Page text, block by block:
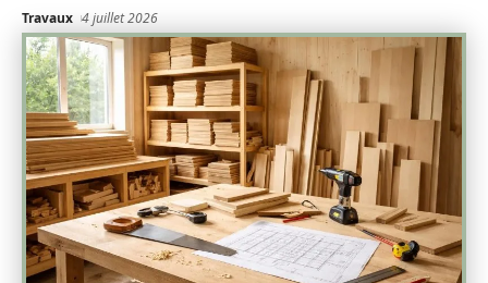
Travaux 4 juillet 2026